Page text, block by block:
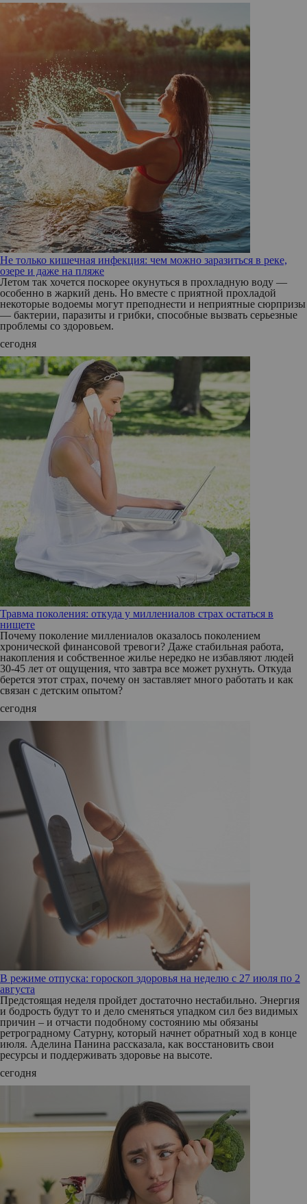
Не только кишечная инфекция: чем можно заразиться в реке,
озере и даже на пляже
Летом так хочется поскорее окунуться в прохладную воду —
особенно в жаркий день. Но вместе с приятной прохладой
некоторые водоемы могут преподнести и неприятные сюрпризы
— бактерии, паразиты и грибки, способные вызвать серьезные
проблемы со здоровьем.
сегодня
Травма поколения: откуда у миллениалов страх остаться в
нищете
Почему поколение миллениалов оказалось поколением
хронической финансовой тревоги? Даже стабильная работа,
накопления и собственное жилье нередко не избавляют людей
30-45 лет от ощущения, что завтра все может рухнуть. Откуда
берется этот страх, почему он заставляет много работать и как
связан с детским опытом?
сегодня
В режиме отпуска: гороскоп здоровья на неделю с 27 июля по 2
августа
Предстоящая неделя пройдет достаточно нестабильно. Энергия
и бодрость будут то и дело сменяться упадком сил без видимых
причин – и отчасти подобному состоянию мы обязаны
ретроградному Сатурну, который начнет обратный ход в конце
июля. Аделина Панина рассказала, как восстановить свои
ресурсы и поддерживать здоровье на высоте.
сегодня